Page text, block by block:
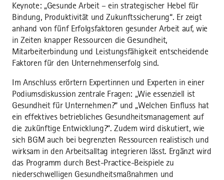
Keynote: „Gesunde Arbeit – ein strategischer Hebel für
Bindung, Produktivität und Zukunftssicherung“. Er zeigt
anhand von fünf Erfolgsfaktoren gesunder Arbeit auf, wie
in Zeiten knapper Ressourcen die Gesundheit,
Mitarbeiterbindung und Leistungsfähigkeit entscheidende
Faktoren für den Unternehmenserfolg sind.
Im Anschluss erörtern Expertinnen und Experten in einer
Podiumsdiskussion zentrale Fragen: „Wie essenziell ist
Gesundheit für Unternehmen?“ und „Welchen Einfluss hat
ein effektives betriebliches Gesundheitsmanagement auf
die zukünftige Entwicklung?“. Zudem wird diskutiert, wie
sich BGM auch bei begrenzten Ressourcen realistisch und
wirksam in den Arbeitsalltag integrieren lässt. Ergänzt wird
das Programm durch Best-Practice-Beispiele zu
niederschwelligen Gesundheitsmaßnahmen und